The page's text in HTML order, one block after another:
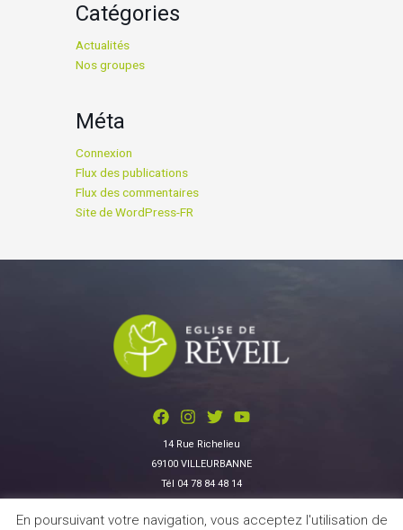
Catégories
Actualités
Nos groupes
Méta
Connexion
Flux des publications
Flux des commentaires
Site de WordPress-FR
14 Rue Richelieu
69100 VILLEURBANNE
Tél 04 78 84 48 14
Données personnelles|Contactez-nous
En poursuivant votre navigation, vous acceptez l'utilisation de